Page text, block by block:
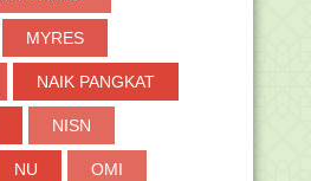
MYRES
NAIK PANGKAT
NISN
NU OMI